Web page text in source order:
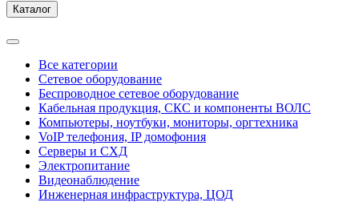
Каталог
Все категории
Сетевое оборудование
Беспроводное сетевое оборудование
Кабельная продукция, СКС и компоненты ВОЛС
Компьютеры, ноутбуки, мониторы, оргтехника
VoIP телефония, IP домофония
Серверы и СХД
Электропитание
Видеонаблюдение
Инженерная инфраструктура, ЦОД